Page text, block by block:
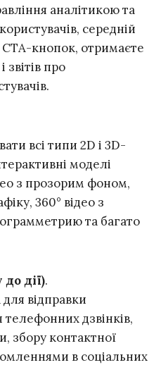
аналітикою та
середній
CTA-кнопок, отримаєте
звітів про
всі типи 2D і 3D-
моделі
з прозорим фоном,
360° відео з
та багато
дії).
відправки
дзвінків,
збору контактної
в соціальних